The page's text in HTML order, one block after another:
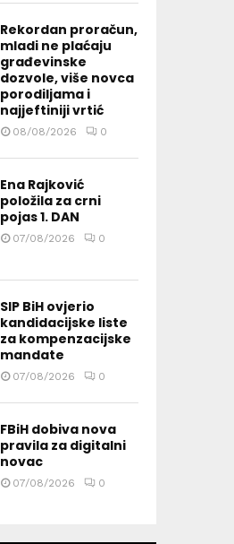
Rekordan proračun,
mladi ne plaćaju
građevinske
dozvole, više novca
porodiljama i
najjeftiniji vrtić
08/08/2026 0
Ena Rajković
položila za crni
pojas 1. DAN
07/08/2026 0
SIP BiH ovjerio
kandidacijske liste
za kompenzacijske
mandate
07/08/2026 0
FBiH dobiva nova
pravila za digitalni
novac
07/08/2026 0